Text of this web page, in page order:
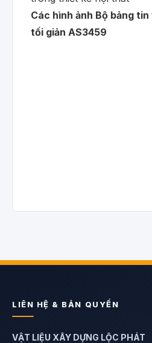
Các hình ảnh Bộ bảng
tối giản AS3459
LIÊN HỆ & BẢN QUYỀN
VẬT LIỆU XÂY DỰNG LỘC PHÁT